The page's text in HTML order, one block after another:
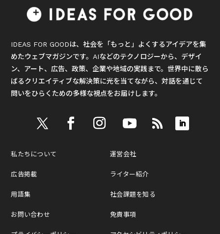
IDEAS FOR GOODは、社会を「もっと」よくするアイデアを集
めたウェブマガジンです。AIなどのテクノロジーから、デザイ
ン、アート、広告、政策、企業や地域の実践まで。世界中に散ら
ばるクリエイティブな解決策に光を当てながら、対話を通じて
問いをひらくための多様な視点をお届けします。
私たちについて
広告掲載
用語集
お問い合わせ
運営会社
ライター紹介
社会課題を知る
免責事項